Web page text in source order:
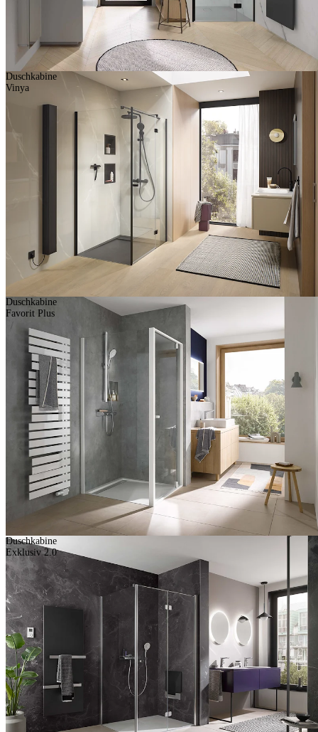
Duschkabine
Vinya
Duschkabine
Favorit Plus
Duschkabine
Exklusiv 2.0